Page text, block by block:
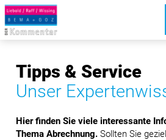
Tipps & Service
Unser
Hier finden Sie viele interessante
Thema Abrechnung. Sollten Sie